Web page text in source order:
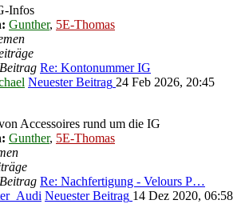
Infos
Gunther, 5E-Thomas
Re: Kontonummer IG
Neuester Beitrag 24 Feb 2026, 20:45
Accessoires rund um die IG
Gunther, 5E-Thomas
Re: Nachfertigung - Velours P…
Neuester Beitrag 14 Dez 2020, 06:58